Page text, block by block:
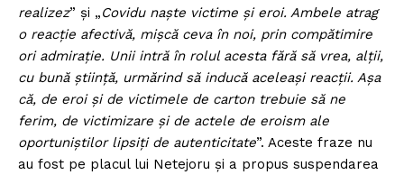
realizez” și „Covidu naște victime și eroi. Ambele atrag
o reacție afectivă, mișcă ceva în noi, prin compătimire
ori admirație. Unii intră în rolul acesta fără să vrea, alții,
cu bună știință, urmărind să inducă aceleași reacții. Așa
că, de eroi și de victimele de carton trebuie să ne
ferim, de victimizare și de actele de eroism ale
oportuniștilor lipsiți de autenticitate”. Aceste fraze nu
au fost pe placul lui Netejoru și a propus suspendarea